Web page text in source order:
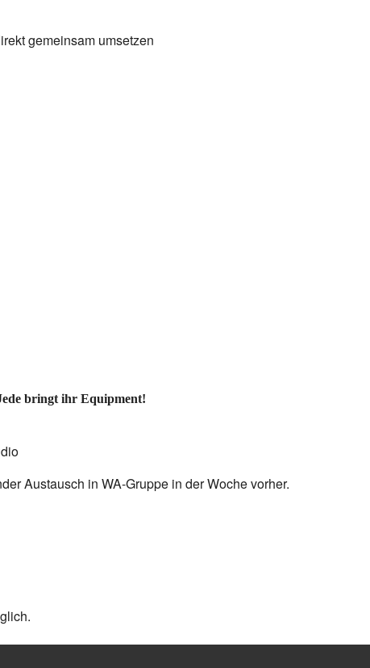
gemeinsam umsetzen
bringt ihr Equipment!
Austausch in WA-Gruppe in der Woche vorher.